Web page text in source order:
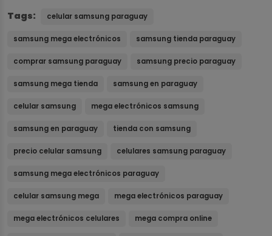
Tags: celular samsung paraguay
samsung mega electrónicos samsung tienda paraguay
comprar samsung paraguay samsung precio paraguay
samsung mega tienda samsung en paraguay
celular samsung mega electrónicos samsung
samsung en paraguay tienda con samsung
precio celular samsung celulares samsung paraguay
samsung mega electrónicos paraguay
celular samsung mega mega electrónicos paraguay
mega electrónicos celulares mega compra online